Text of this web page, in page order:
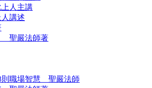
人主講
講述
聖嚴法師著
則職場智慧 聖嚴法師